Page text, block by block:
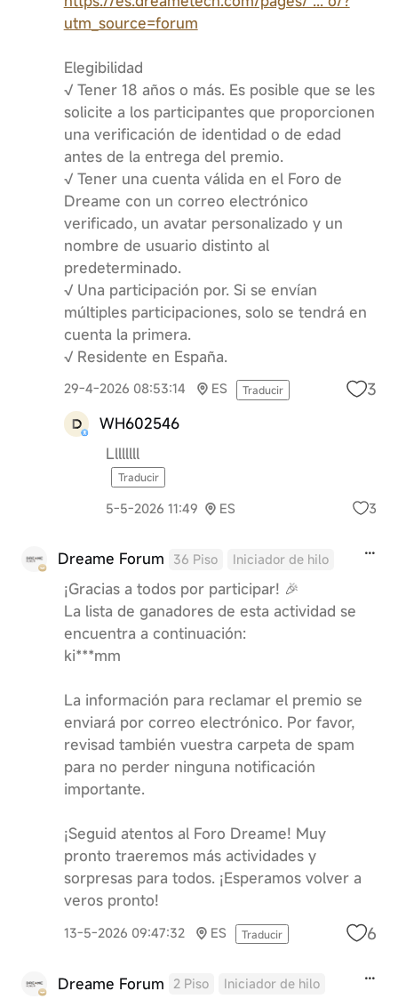
utm_source=forum
Elegibilidad
√ Tener 18 años o más. Es posible que se les
solicite a los participantes que proporcionen
una verificación de identidad o de edad
antes de la entrega del premio.
√ Tener una cuenta válida en el Foro de
Dreame con un correo electrónico
verificado, un avatar personalizado y un
nombre de usuario distinto al
predeterminado.
√ Una participación por. Si se envían
múltiples participaciones, solo se tendrá en
cuenta la primera.
√ Residente en España.
29-4-2026 08:53:14 ES Traducir 3
WH602546
Llllllll
Traducir
5-5-2026 11:49 ES 3
Dreame Forum 36 Piso Iniciador de hilo
¡Gracias a todos por participar! 🎉
La lista de ganadores de esta actividad se
encuentra a continuación:
ki***mm
La información para reclamar el premio se
enviará por correo electrónico. Por favor,
revisad también vuestra carpeta de spam
para no perder ninguna notificación
importante.
¡Seguid atentos al Foro Dreame! Muy
pronto traeremos más actividades y
sorpresas para todos. ¡Esperamos volver a
veros pronto!
13-5-2026 09:47:32 ES Traducir 6
Dreame Forum 2 Piso Iniciador de hilo